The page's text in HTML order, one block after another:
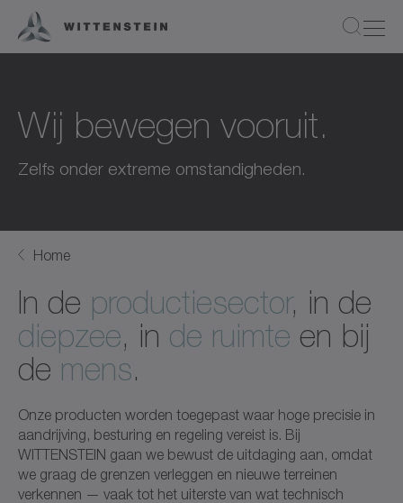
Wij bewegen vooruit.
Zelfs onder extreme omstandigheden.
Home
In de productiesector, in de
diepzee, in de ruimte en bij
de mens.
Onze producten worden toegepast waar hoge precisie in
aandrijving, besturing en regeling vereist is. Bij
WITTENSTEIN gaan we bewust de uitdaging aan, omdat
we graag de grenzen verleggen en nieuwe terreinen
verkennen — vaak tot het uiterste van wat technisch